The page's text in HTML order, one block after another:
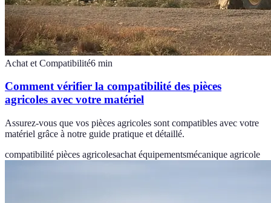
Achat et Compatibilité6 min
Comment vérifier la compatibilité des pièces
agricoles avec votre matériel
Assurez-vous que vos pièces agricoles sont compatibles avec votre
matériel grâce à notre guide pratique et détaillé.
compatibilité pièces agricolesachat équipementsmécanique agricole